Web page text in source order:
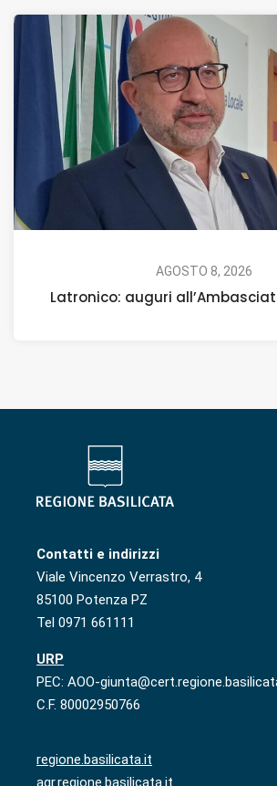
AGOSTO 8, 2026
Latronico: auguri
Contatti e indirizzi
Viale Vincenzo Verrastro, 4
85100 Potenza PZ
Tel 0971 661111
URP
PEC: AOO-
C.F. 80002950766
regione.basilicata.it
agr.regione.basilicata.it